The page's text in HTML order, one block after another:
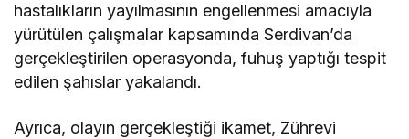
hastalıkların yayılmasının engellenmesi amacıyla
yürütülen çalışmalar kapsamında Serdivan’da
gerçekleştirilen operasyonda, fuhuş yaptığı tespit
edilen şahıslar yakalandı.
Ayrıca, olayın gerçekleştiği ikamet, Zührevi